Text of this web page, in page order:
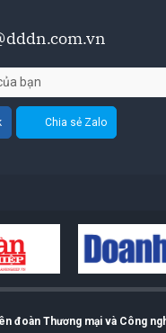
bạn
Chia sẻ Zalo
đoàn Thương mại và Công